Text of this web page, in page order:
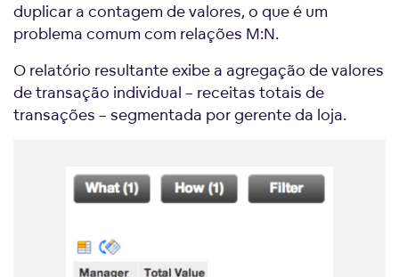
duplicar a contagem de valores, o que é um
problema comum com relações M:N.
O relatório resultante exibe a agregação de valores
de transação individual – receitas totais de
transações – segmentada por gerente da loja.